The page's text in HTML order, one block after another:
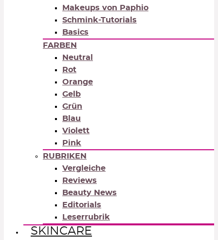
Makeups von Paphio
Schmink-Tutorials
Basics
FARBEN
Neutral
Rot
Orange
Gelb
Grün
Blau
Violett
Pink
RUBRIKEN
Vergleiche
Reviews
Beauty News
Editorials
Leserrubrik
SKINCARE